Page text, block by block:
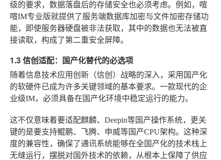
级的要求，数据落盘后的存储安全也必须考虑。例如，喧
喧IM专业版就提供了服务端数据库加密与文件加密存储功
能，即使服务器硬盘被非法获取，其中的数据也无法被直
接读取，构成了第二重安全屏障。
1.3 信创适配：国产化替代的必选项
随着信息技术应用创新（信创）战略的深入，采用国产化
的软硬件已成为许多关键领域的基本要求。一款现代的企
业级IM，必须具备在国产化环境中稳定运行的能力。
这不仅意味着要适配麒麟、Deepin等国产操作系统，更关
键的是要支持鲲鹏、飞腾、申威等国产CPU架构。这种深
度的兼容性，确保了通讯系统能够在全国产化的技术栈上
无缝运行，摆脱对国外技术的依赖，从根本上保障了供应